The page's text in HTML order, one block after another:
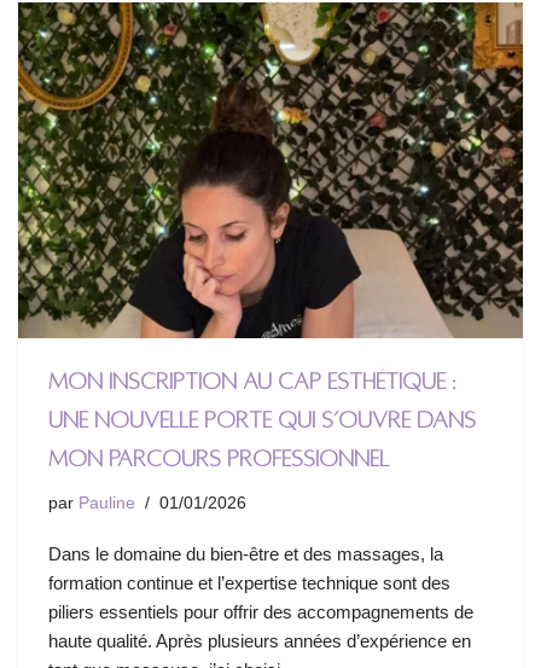
Mon inscription au CAP Esthétique :
une nouvelle porte qui s’ouvre dans
mon parcours professionnel
par Pauline 01/01/2026
Dans le domaine du bien-être et des massages, la
formation continue et l’expertise technique sont des
piliers essentiels pour offrir des accompagnements de
haute qualité. Après plusieurs années d’expérience en